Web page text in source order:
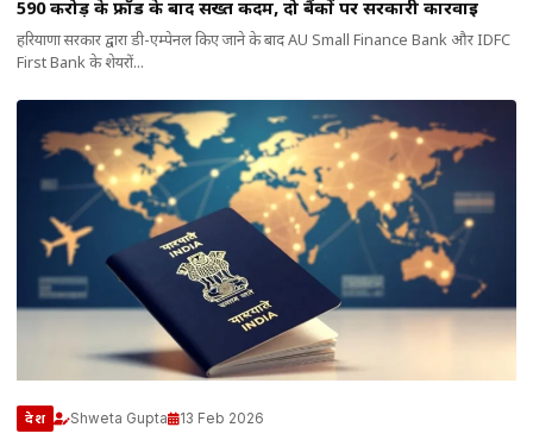
590 करोड़ के फ्रॉड के बाद सख्त कदम, दो बैंकों पर सरकारी कार्रवाई
हरियाणा सरकार द्वारा डी-एम्पेनल किए जाने के बाद AU Small Finance Bank और IDFC
First Bank के शेयरों...
देश Shweta Gupta 13 Feb 2026